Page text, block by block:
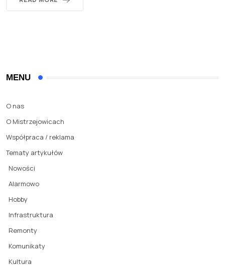
MENU
O nas
O Mistrzejowicach
Współpraca / reklama
Tematy artykułów
Nowości
Alarmowo
Hobby
Infrastruktura
Remonty
Komunikaty
Kultura